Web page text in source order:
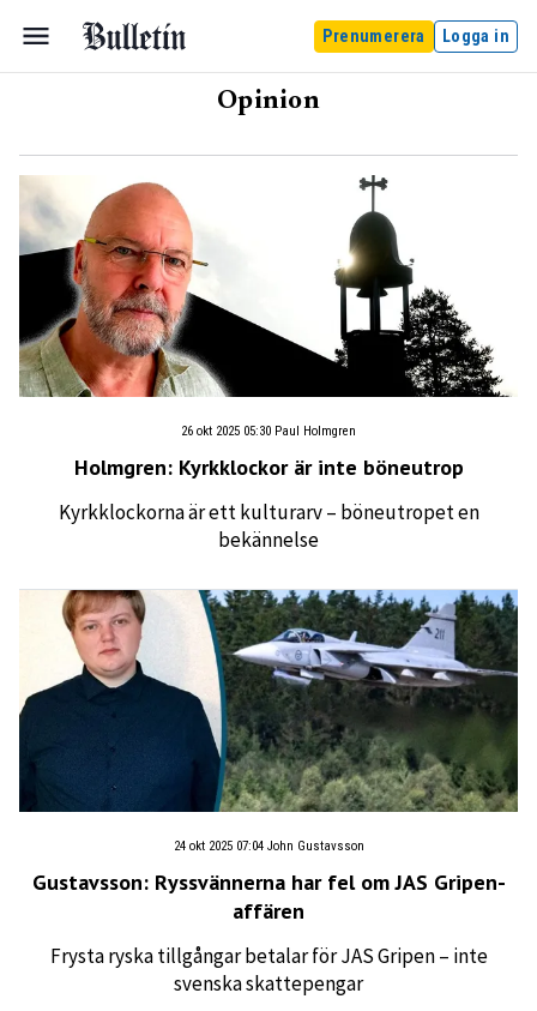
Prenumerera Logga in
Opinion
26 okt 2025 05:30 Paul Holmgren
Holmgren: Kyrkklockor är inte böneutrop
Kyrkklockorna är ett kulturarv – böneutropet en
bekännelse
24 okt 2025 07:04 John Gustavsson
Gustavsson: Ryssvännerna har fel om JAS Gripen-
affären
Frysta ryska tillgångar betalar för JAS Gripen – inte
svenska skattepengar